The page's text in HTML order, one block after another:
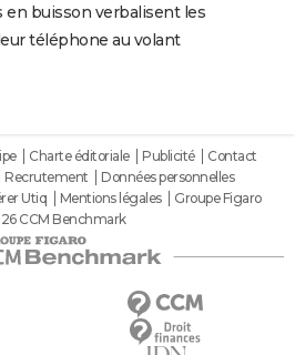
en buisson verbalisent les
téléphone au volant
Charte éditoriale Publicité
Contact
Recrutement
Données personnelles
Utiq Mentions légales
Groupe Figaro
CCM Benchmark